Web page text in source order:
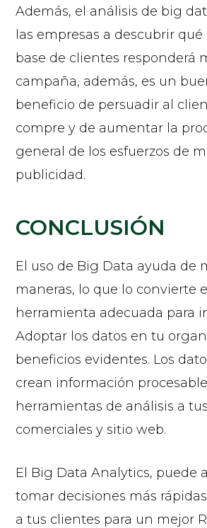
Además, el análisis de big
las empresas a descubrir qué
base de clientes responderá
campaña, además, es un
beneficio de persuadir al
compre y de aumentar la
general de los esfuerzos de
publicidad.
CONCLUSIÓN
El uso de Big Data ayuda de
maneras, lo que lo convierte
herramienta adecuada para
Adoptar los datos en tu
beneficios evidentes. Los
crean información
herramientas de análisis a
comerciales y sitio web.
El Big Data Analytics, puede
tomar decisiones más
a tus clientes para un mejor